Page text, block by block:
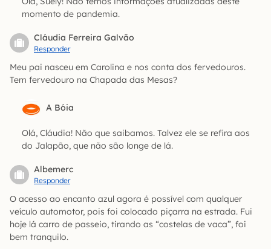
momento de pandemia.
Cláudia Ferreira Galvão
Responder
Meu pai nasceu em Carolina e nos conta dos fervedouros.
Tem fervedouro na Chapada das Mesas?
A Bóia
Olá, Cláudia! Não que saibamos. Talvez ele se refira aos
do Jalapão, que não são longe de lá.
Albemerc
Responder
O acesso ao encanto azul agora é possível com qualquer
veículo automotor, pois foi colocado piçarra na estrada. Fui
hoje lá carro de passeio, tirando as “costelas de vaca”, foi
bem tranquilo.